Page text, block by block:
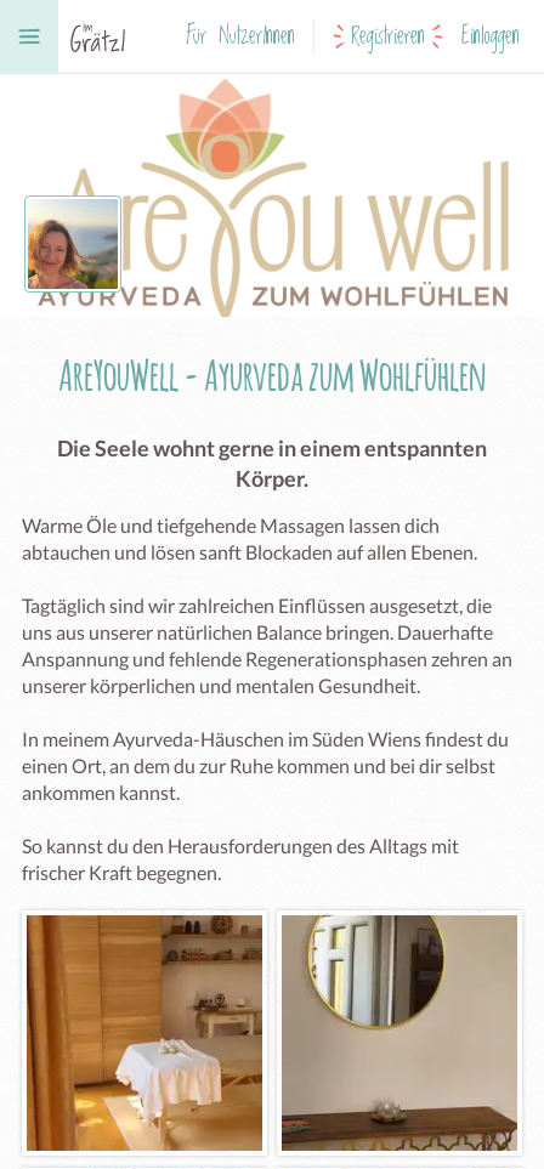
Für NutzerInnen Registrieren Einloggen
AreYouWell - Ayurveda zum Wohlfühlen
Die Seele wohnt gerne in einem entspannten
Körper.
Warme Öle und tiefgehende Massagen lassen dich
abtauchen und lösen sanft Blockaden auf allen Ebenen.
Tagtäglich sind wir zahlreichen Einflüssen ausgesetzt, die
uns aus unserer natürlichen Balance bringen. Dauerhafte
Anspannung und fehlende Regenerationsphasen zehren an
unserer körperlichen und mentalen Gesundheit.
In meinem Ayurveda-Häuschen im Süden Wiens findest du
einen Ort, an dem du zur Ruhe kommen und bei dir selbst
ankommen kannst.
So kannst du den Herausforderungen des Alltags mit
frischer Kraft begegnen.